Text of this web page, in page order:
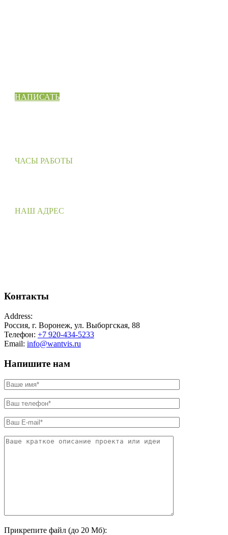
НАПИСАТЬ
ЧАСЫ РАБОТЫ
НАШ АДРЕС
Контакты
Address:
Россия, г. Воронеж, ул. Выборгская, 88
Телефон: +7 920-434-5233
Email: info@wantvis.ru
Напишите нам
Прикрепите файл (до 20 Мб):